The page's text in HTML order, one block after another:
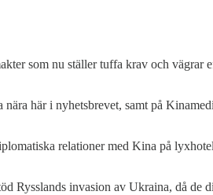
som nu ställer tuffa krav och
här i nyhetsbrevet, samt på
relationer med Kina på
invasion av Ukraina, då de